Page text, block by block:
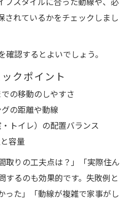
フスタイルに合った動線や、必
されているかをチェックしまし
認するとよいでしょう。
クポイント
の移動のしやすさ
の距離や動線
トイレ）の配置バランス
容量
取りの工夫点は？」「実際住ん
するのも効果的です。失敗例と
った」「動線が複雑で家事がし